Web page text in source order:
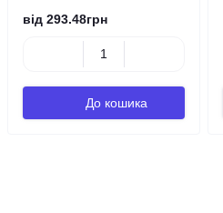
від 293.48грн
До кошика